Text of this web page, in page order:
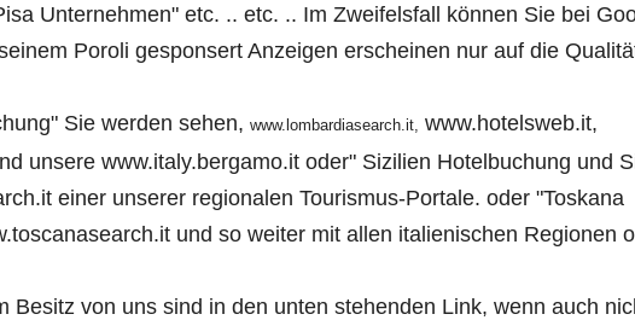
Unternehmen" etc. .. etc. .. Im Zweifelsfall können Sie bei
Poroli gesponsert Anzeigen erscheinen nur auf die
Sie werden sehen, www.lombardiasearch.it, www.hotelsweb.it,
unsere www.italy.bergamo.it oder" Sizilien Hotelbuchung und
einer unserer regionalen Tourismus-Portale. oder "Toskana
und so weiter mit allen italienischen Regionen
Besitz von uns sind in den unten stehenden Link, wenn auch